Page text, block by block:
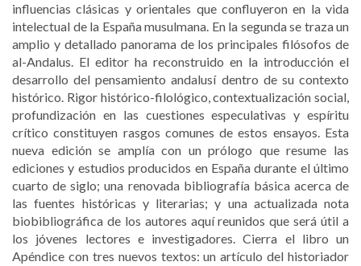
influencias clásicas y orientales que confluyeron en la vida
intelectual de la España musulmana. En la segunda se traza un
amplio y detallado panorama de los principales filósofos de
al-Andalus. El editor ha reconstruido en la introducción el
desarrollo del pensamiento andalusí dentro de su contexto
histórico. Rigor histórico-filológico, contextualización social,
profundización en las cuestiones especulativas y espíritu
crítico constituyen rasgos comunes de estos ensayos. Esta
nueva edición se amplía con un prólogo que resume las
ediciones y estudios producidos en España durante el último
cuarto de siglo; una renovada bibliografía básica acerca de
las fuentes históricas y literarias; y una actualizada nota
biobibliográfica de los autores aquí reunidos que será útil a
los jóvenes lectores e investigadores. Cierra el libro un
Apéndice con tres nuevos textos: un artículo del historiador